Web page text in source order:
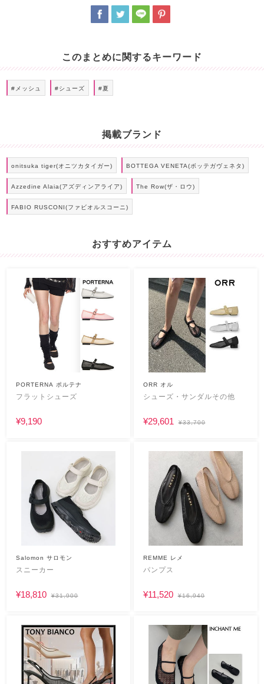
このまとめに関するキーワード
#メッシュ #シューズ #夏
掲載ブランド
onitsuka tiger(オニツカタイガー) BOTTEGA VENETA(ボッテガヴェネタ)
Azzedine Alaia(アズディンアライア) The Row(ザ・ロウ)
FABIO RUSCONI(ファビオルスコーニ)
おすすめアイテム
PORTERNA ポルテナ
フラットシューズ
¥9,190
ORR オル
シューズ・サンダルその他
¥29,601 ¥33,700
Salomon サロモン
スニーカー
¥18,810 ¥31,900
REMME レメ
パンプス
¥11,520 ¥16,940